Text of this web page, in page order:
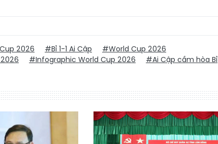
2026 #Bỉ 1-1 Ai Cập
#World Cup 2026
#Infographic World Cup 2026 #Ai Cập cầm hòa Bỉ